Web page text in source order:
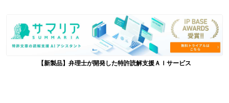
【新製品】弁理士が開発した特許読解支援ＡＩサービス